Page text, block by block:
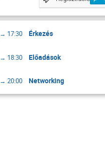
→ 17:30 Érkezés
→ 18:30 Előadások
→ 20:00 Networking